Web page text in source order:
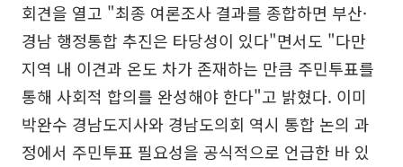
회견을 열고 "최종 여론조사 결과를 종합하면 부산·
경남 행정통합 추진은 타당성이 있다"면서도 "다만
지역 내 이견과 온도 차가 존재하는 만큼 주민투표를
통해 사회적 합의를 완성해야 한다"고 밝혔다. 이미
박완수 경남도지사와 경남도의회 역시 통합 논의 과
정에서 주민투표 필요성을 공식적으로 언급한 바 있